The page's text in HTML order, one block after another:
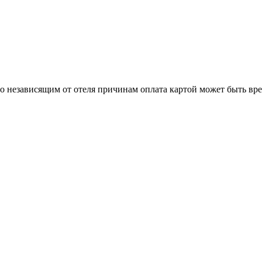
независящим от отеля причинам оплата картой может быть